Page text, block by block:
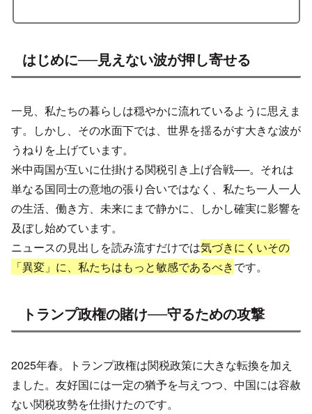
はじめに──見えない波が押し寄せる
一見、私たちの暮らしは穏やかに流れているように思えま
す。しかし、その水面下では、世界を揺るがす大きな波が
うねりを上げています。
米中両国が互いに仕掛ける関税引き上げ合戦──。それは
単なる国同士の意地の張り合いではなく、私たち一人一人
の生活、働き方、未来にまで静かに、しかし確実に影響を
及ぼし始めています。
ニュースの見出しを読み流すだけでは気づきにくいその
「異変」に、私たちはもっと敏感であるべきです。
トランプ政権の賭け──守るための攻撃
2025年春。トランプ政権は関税政策に大きな転換を加え
ました。友好国には一定の猶予を与えつつ、中国には容赦
ない関税攻勢を仕掛けたのです。